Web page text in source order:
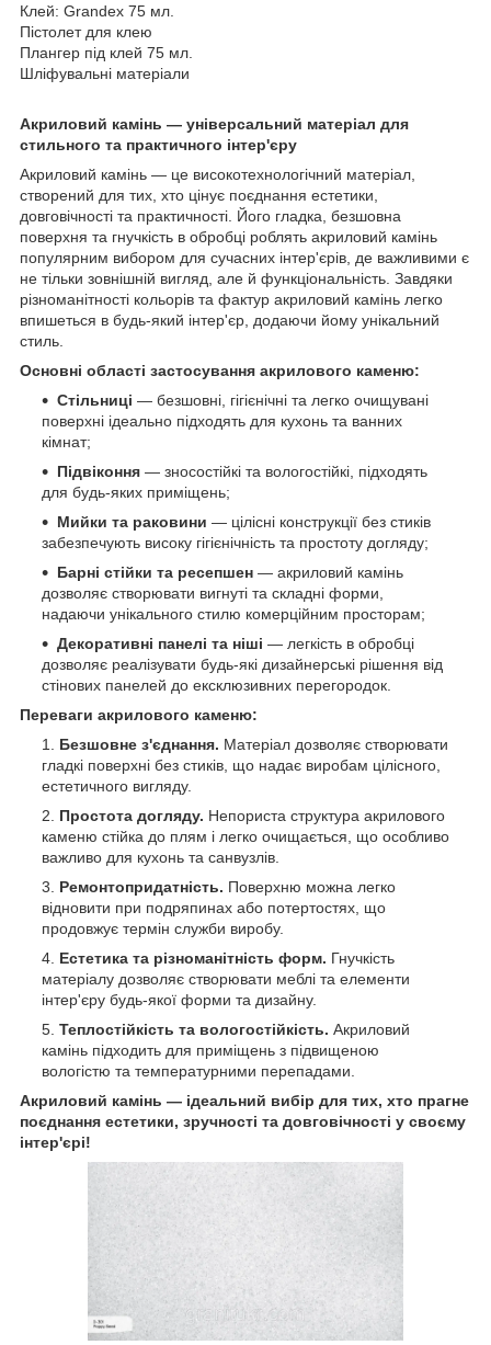
Клей: Grandex 75 мл.
Пістолет для клею
Плангер під клей 75 мл.
Шліфувальні матеріали
Акриловий камінь — універсальний матеріал для
стильного та практичного інтер'єру
Акриловий камінь — це високотехнологічний матеріал,
створений для тих, хто цінує поєднання естетики,
довговічності та практичності. Його гладка, безшовна
поверхня та гнучкість в обробці роблять акриловий камінь
популярним вибором для сучасних інтер'єрів, де важливими є
не тільки зовнішній вигляд, але й функціональність. Завдяки
різноманітності кольорів та фактур акриловий камінь легко
впишеться в будь-який інтер'єр, додаючи йому унікальний
стиль.
Основні області застосування акрилового каменю:
Стільниці — безшовні, гігієнічні та легко очищувані
поверхні ідеально підходять для кухонь та ванних
кімнат;
Підвіконня — зносостійкі та вологостійкі, підходять
для будь-яких приміщень;
Мийки та раковини — цілісні конструкції без стиків
забезпечують високу гігієнічність та простоту догляду;
Барні стійки та ресепшен — акриловий камінь
дозволяє створювати вигнуті та складні форми,
надаючи унікального стилю комерційним просторам;
Декоративні панелі та ніші — легкість в обробці
дозволяє реалізувати будь-які дизайнерські рішення від
стінових панелей до ексклюзивних перегородок.
Переваги акрилового каменю:
Безшовне з'єднання. Матеріал дозволяє створювати
гладкі поверхні без стиків, що надає виробам цілісного,
естетичного вигляду.
Простота догляду. Непориста структура акрилового
каменю стійка до плям і легко очищається, що особливо
важливо для кухонь та санвузлів.
Ремонтопридатність. Поверхню можна легко
відновити при подряпинах або потертостях, що
продовжує термін служби виробу.
Естетика та різноманітність форм. Гнучкість
матеріалу дозволяє створювати меблі та елементи
інтер'єру будь-якої форми та дизайну.
Теплостійкість та вологостійкість. Акриловий
камінь підходить для приміщень з підвищеною
вологістю та температурними перепадами.
Акриловий камінь — ідеальний вибір для тих, хто прагне
поєднання естетики, зручності та довговічності у своєму
інтер'єрі!